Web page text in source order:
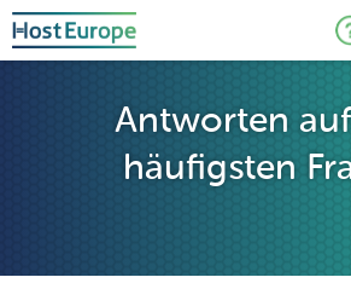
Antworten
häufigsten